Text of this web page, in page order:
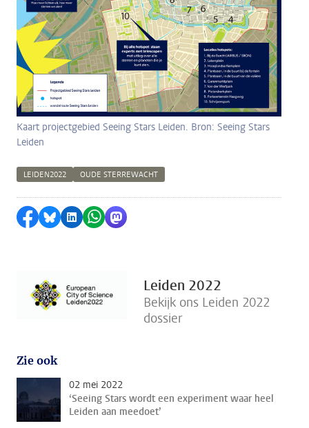
Kaart projectgebied Seeing Stars Leiden. Bron: Seeing Stars
Leiden
LEIDEN2022 OUDE STERREWACHT
Delen op Facebook
Delen via Bluesky
Delen op LinkedIn
Delen via WhatsApp
Delen via Mastodon
Leiden 2022
Bekijk ons Leiden 2022
dossier
Zie ook
02 mei 2022
‘Seeing Stars wordt een experiment waar heel
Leiden aan meedoet’